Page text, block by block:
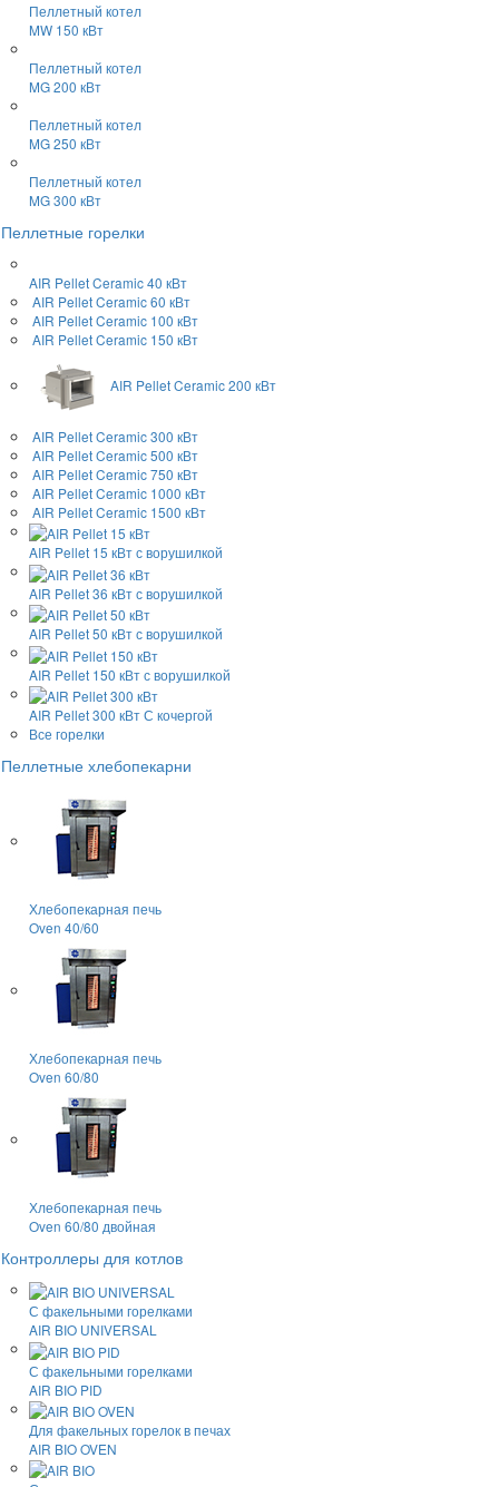
Пеллетный котел
MW 150 кВт
Пеллетный котел
MG 200 кВт
Пеллетный котел
MG 250 кВт
Пеллетный котел
MG 300 кВт
Пеллетные горелки
AIR PelletCeramic 40 кВт
AIR PelletCeramic 60 кВт
AIR PelletCeramic 100 кВт
AIR PelletCeramic 150 кВт
AIR PelletCeramic 200 кВт
AIR PelletCeramic 300 кВт
AIR PelletCeramic 500 кВт
AIR PelletCeramic 750 кВт
AIR PelletCeramic 1000 кВт
AIR PelletCeramic 1500 кВт
AIR Pellet 15 кВтс ворушилкой
AIR Pellet 36 кВтс ворушилкой
AIR Pellet 50 кВтс ворушилкой
AIR Pellet 150 кВтс ворушилкой
AIR Pellet 300 кВтС кочергой
Все горелки
Пеллетные хлебопекарни
Хлебопекарная печь
Oven 40/60
Хлебопекарная печь
Oven 60/80
Хлебопекарная печь
Oven 60/80 двойная
Контроллеры для котлов
С факельными горелками
AIR BIO UNIVERSAL
С факельными горелками
AIR BIO PID
Для факельных горелок в печах
AIR BIO OVEN